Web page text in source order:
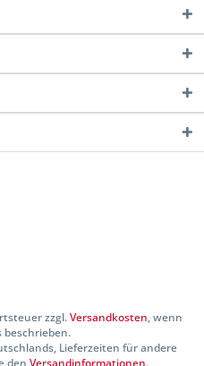
zzgl.Versandkosten, wenn
beschrieben.
Lieferzeiten für andere